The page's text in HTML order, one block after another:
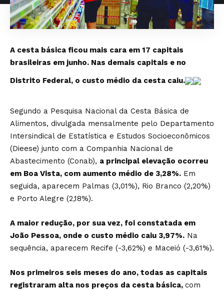
A cesta básica ficou mais cara em 17 capitais
brasileiras em junho. Nas demais capitais e no
Distrito Federal, o custo médio da cesta caiu.
Segundo a Pesquisa Nacional da Cesta Básica de
Alimentos, divulgada mensalmente pelo Departamento
Intersindical de Estatística e Estudos Socioeconômicos
(Dieese) junto com a Companhia Nacional de
Abastecimento (Conab), a principal elevação ocorreu
em Boa Vista, com aumento médio de 3,28%. Em
seguida, aparecem Palmas (3,01%), Rio Branco (2,20%)
e Porto Alegre (2,18%).
A maior redução, por sua vez, foi constatada em
João Pessoa, onde o custo médio caiu 3,97%. Na
sequência, aparecem Recife (-3,62%) e Maceió (-3,61%).
Nos primeiros seis meses do ano, todas as capitais
registraram alta nos preços da cesta básica, com